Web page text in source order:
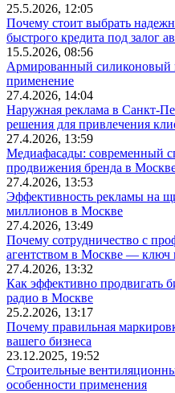
25.5.2026, 12:05
Почему стоит выбрать
быстрого кредита под залог
15.5.2026, 08:56
Армированный силиконовый
применение
27.4.2026, 14:04
Наружная реклама в Санкт-
решения для привлечения
27.4.2026, 13:59
Медиафасады: современный
продвижения бренда в
27.4.2026, 13:53
Эффективность рекламы на
миллионов в Москве
27.4.2026, 13:49
Почему сотрудничество с
агентством в Москве — ключ
27.4.2026, 13:32
Как эффективно продвигать
радио в Москве
25.2.2026, 13:17
Почему правильная
вашего бизнеса
23.12.2025, 19:52
Строительные
особенности применения